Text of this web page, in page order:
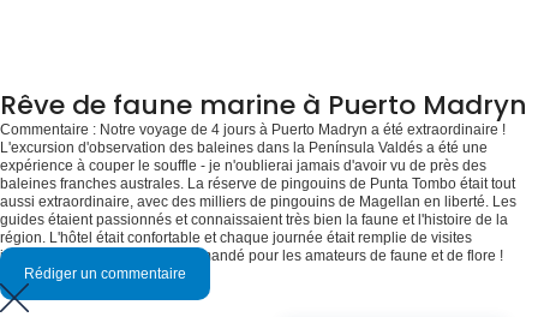
Rêve de faune marine à Puerto Madryn
Commentaire : Notre voyage de 4 jours à Puerto Madryn a été extraordinaire !
L'excursion d'observation des baleines dans la Península Valdés a été une
expérience à couper le souffle - je n'oublierai jamais d'avoir vu de près des
baleines franches australes. La réserve de pingouins de Punta Tombo était tout
aussi extraordinaire, avec des milliers de pingouins de Magellan en liberté. Les
guides étaient passionnés et connaissaient très bien la faune et l'histoire de la
région. L'hôtel était confortable et chaque journée était remplie de visites
incroyables. Hautement recommandé pour les amateurs de faune et de flore !
Rédiger un commentaire